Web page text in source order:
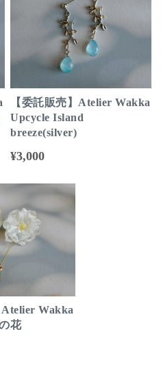
【委託販売】Atelier Wakka
Upcycle Island
breeze(silver)
¥3,000
Atelier Wakka
花